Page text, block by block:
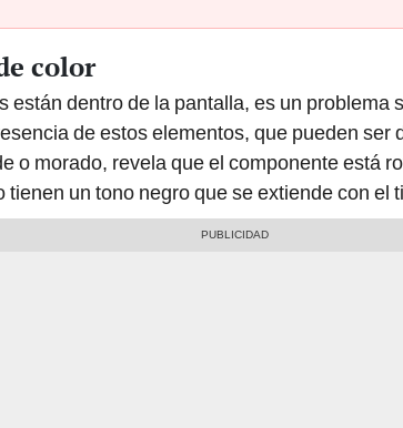
color
están dentro de la pantalla, es un problema
de estos elementos, que pueden ser
o morado, revela que el componente está
tienen un tono negro que se extiende con el